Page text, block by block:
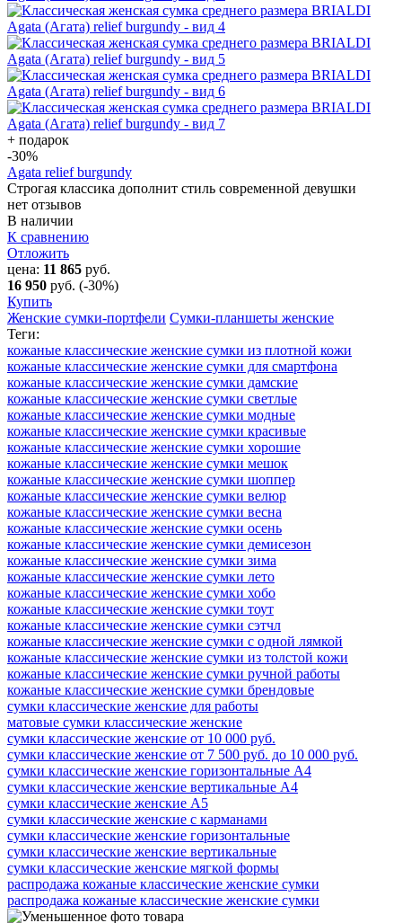
+ подарок
-30%
Agata relief burgundy
Строгая классика дополнит стиль современной девушки
нет отзывов
В наличии
К сравнению
Отложить
цена: 11 865 руб.
16 950 руб. (-30%)
Купить
Женские сумки-портфели Сумки-планшеты женские
Теги:
кожаные классические женские сумки из плотной кожи
кожаные классические женские сумки для смартфона
кожаные классические женские сумки дамские
кожаные классические женские сумки светлые
кожаные классические женские сумки модные
кожаные классические женские сумки красивые
кожаные классические женские сумки хорошие
кожаные классические женские сумки мешок
кожаные классические женские сумки шоппер
кожаные классические женские сумки велюр
кожаные классические женские сумки весна
кожаные классические женские сумки осень
кожаные классические женские сумки демисезон
кожаные классические женские сумки зима
кожаные классические женские сумки лето
кожаные классические женские сумки хобо
кожаные классические женские сумки тоут
кожаные классические женские сумки cэтчл
кожаные классические женские сумки с одной лямкой
кожаные классические женские сумки из толстой кожи
кожаные классические женские сумки ручной работы
кожаные классические женские сумки брендовые
сумки классические женские для работы
матовые сумки классические женские
сумки классические женские от 10 000 руб.
сумки классические женские от 7 500 руб. до 10 000 руб.
сумки классические женские горизонтальные А4
сумки классические женские вертикальные А4
сумки классические женские А5
сумки классические женские с карманами
сумки классические женские горизонтальные
сумки классические женские вертикальные
сумки классические женские мягкой формы
распродажа кожаные классические женские сумки
распродажа кожаные классические женские сумки